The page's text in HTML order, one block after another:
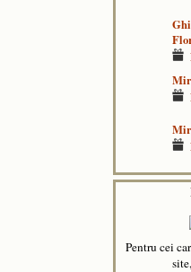
Pentru cei
site,